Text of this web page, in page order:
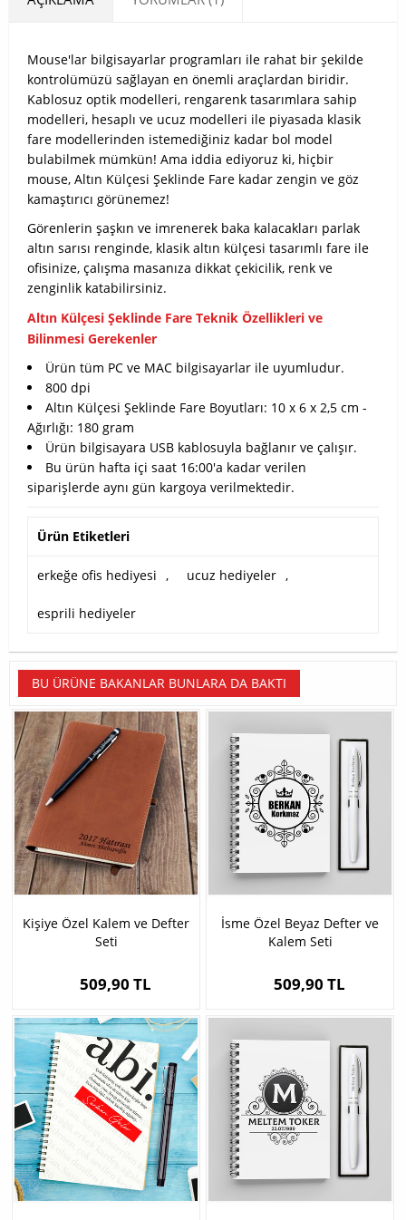
Mouse'lar bilgisayarlar programları ile rahat bir şekilde
kontrolümüzü sağlayan en önemli araçlardan biridir.
Kablosuz optik modelleri, rengarenk tasarımlara sahip
modelleri, hesaplı ve ucuz modelleri ile piyasada klasik
fare modellerinden istemediğiniz kadar bol model
bulabilmek mümkün! Ama iddia ediyoruz ki, hiçbir
mouse, Altın Külçesi Şeklinde Fare kadar zengin ve göz
kamaştırıcı görünemez!
Görenlerin şaşkın ve imrenerek baka kalacakları parlak
altın sarısı renginde, klasik altın külçesi tasarımlı fare ile
ofisinize, çalışma masanıza dikkat çekicilik, renk ve
zenginlik katabilirsiniz.
Altın Külçesi Şeklinde Fare Teknik Özellikleri ve
Bilinmesi Gerekenler
Ürün tüm PC ve MAC bilgisayarlar ile uyumludur.
800 dpi
Altın Külçesi Şeklinde Fare Boyutları: 10 x 6 x 2,5 cm -
Ağırlığı: 180 gram
Ürün bilgisayara USB kablosuyla bağlanır ve çalışır.
Bu ürün hafta içi saat 16:00'a kadar verilen
siparişlerde aynı gün kargoya verilmektedir.
Ürün Etiketleri
erkeğe ofis hediyesi , ucuz hediyeler ,
esprili hediyeler
BU ÜRÜNE BAKANLAR BUNLARA DA BAKTI
Kişiye Özel Kalem ve Defter
Seti
509,90 TL
İsme Özel Beyaz Defter ve
Kalem Seti
509,90 TL